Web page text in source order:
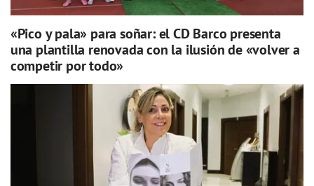
«Pico y pala» para soñar: el CD Barco presenta
una plantilla renovada con la ilusión de «volver a
competir por todo»